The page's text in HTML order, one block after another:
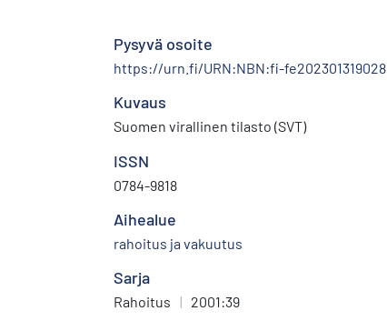
Pysyvä osoite
https://urn.fi/URN:NBN:fi-fe202301319028
Kuvaus
Suomen virallinen tilasto (SVT)
ISSN
0784-9818
Aihealue
rahoitus ja vakuutus
Sarja
Rahoitus | 2001:39